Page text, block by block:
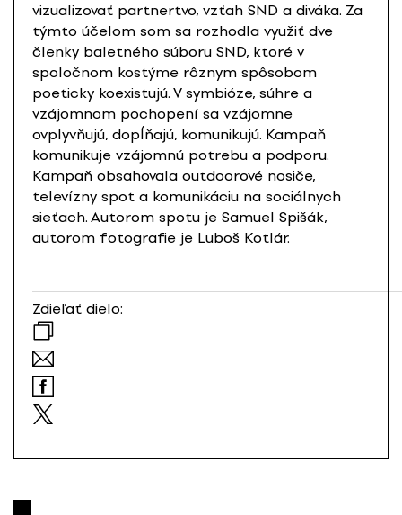
vizualizovať partnertvo, vzťah SND a diváka. Za
týmto účelom som sa rozhodla využiť dve
členky baletného súboru SND, ktoré v
spoločnom kostýme rôznym spôsobom
poeticky koexistujú. V symbióze, súhre a
vzájomnom pochopení sa vzájomne
ovplyvňujú, dopĺňajú, komunikujú. Kampaň
komunikuje vzájomnú potrebu a podporu.
Kampaň obsahovala outdoorové nosiče,
televízny spot a komunikáciu na sociálnych
sieťach. Autorom spotu je Samuel Spišák,
autorom fotografie je Luboš Kotlár.
Zdieľať dielo: